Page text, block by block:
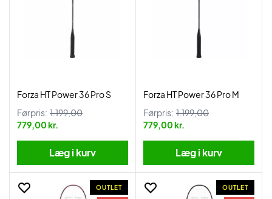
Forza HT Power 36 Pro S
Førpris: 1.199,00
779,00 kr.
Læg i kurv
Forza HT Power 36 Pro M
Førpris: 1.199,00
779,00 kr.
Læg i kurv
OUTLET OUTLET